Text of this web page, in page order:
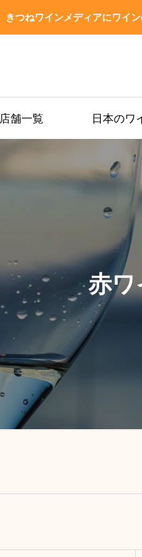
きつねワインメディアにワイ
店舗一覧 日本のワ
赤ワ